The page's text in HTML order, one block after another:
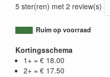
5 ster(ren) met 2 review(s)
Ruim op voorraad
Kortingsschema
1+ = € 18.00
2+ = € 17.50